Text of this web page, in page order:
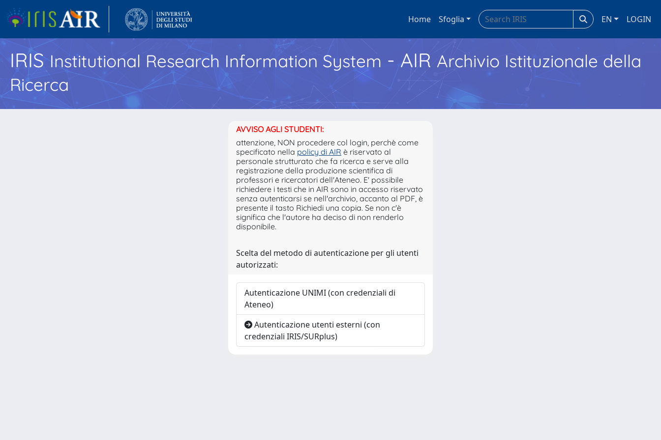
Home Sfoglia EN LOGIN
IRISInstitutional Research Information System - AIR Archivio Istituzionale della
Ricerca
AVVISO AGLI STUDENTI:
attenzione, NON procedere col login, perchè come
specificato nella policy di AIR è riservato al
personale strutturato che fa ricerca e serve alla
registrazione della produzione scientifica di
professori e ricercatori dell'Ateneo. E' possibile
richiedere i testi che in AIR sono in accesso riservato
senza autenticarsi se nell'archivio, accanto al PDF, è
presente il tasto Richiedi una copia. Se non c'è
significa che l'autore ha deciso di non renderlo
disponibile.
Scelta del metodo di autenticazione per gli utenti
autorizzati:
Autenticazione UNIMI (con credenziali di
Ateneo)
Autenticazione utenti esterni (con
credenziali IRIS/SURplus)